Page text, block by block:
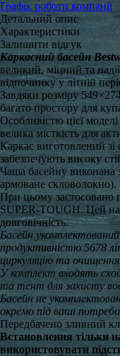
Графік роботи компанії
Детальний опис
Характеристики
Залишити відгук
Каркасний басейн
великий, міцний та
відпочинку у літній
Завдяки розміру
багато простору для
Особливістю цієї
велика місткість для
Каркас виготовлений
забезпечують високу
Чаша басейну
армоване скловолокно).
При цьому застосовано
SUPER-TOUGH. Цей
довговічність.
Басейн
продуктивністю 5678
циркуляцію та
У комплект входять
та тент для захисту
Басейн не
окремо під ваші
Передбачено зливний
Встановлення тільки
використовувати